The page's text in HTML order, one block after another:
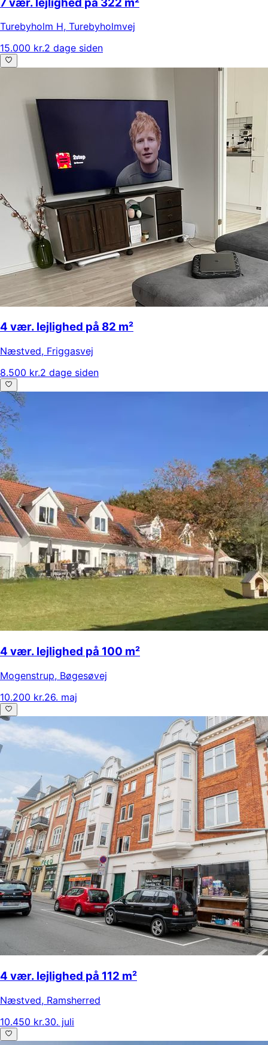
Turebyholm H, Turebyholmvej
15.000 kr.2 dage siden
4 vær. lejlighed på 82 m²
Næstved, Friggasvej
8.500 kr.2 dage siden
4 vær. lejlighed på 100 m²
Mogenstrup, Bøgesøvej
10.200 kr.26. maj
4 vær. lejlighed på 112 m²
Næstved, Ramsherred
10.450 kr.30. juli